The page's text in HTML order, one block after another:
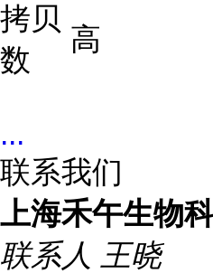
拷贝
数
高
...
联系我们
上海禾午生物
联系人 王晓